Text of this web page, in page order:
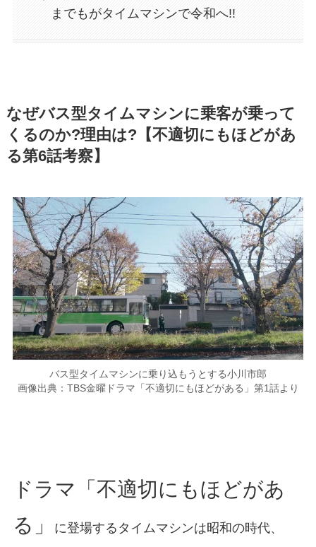
までもがタイムマシンで令和へ!!
なぜバス型タイムマシンに乗客が乗って
くるのか?理由は?【不適切にもほどがあ
る第6話考察】
バス型タイムマシンに乗り込もうとする小川市郎
画像出典：TBS金曜ドラマ「不適切にもほどがある」第1話より
ドラマ「不適切にもほどがあ
る」
に登場するタイムマシンは昭和の時代、